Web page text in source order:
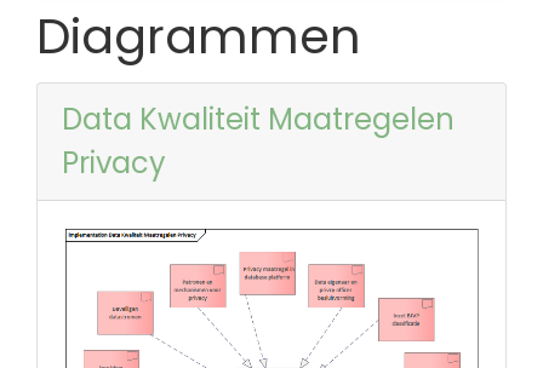
Diagrammen
Data Kwaliteit Maatregelen
Privacy